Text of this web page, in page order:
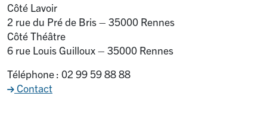
Côté Lavoir
2 rue du Pré de Bris – 35000 Rennes
Côté Théâtre
6 rue Louis Guilloux – 35000 Rennes
Téléphone : 02 99 59 88 88
Contact